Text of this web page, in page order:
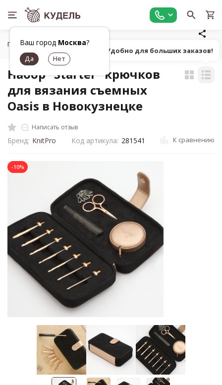
Ваш город Москва?
Главная Все для вязания
Набор "Starter" крючков
для вязания съемных
Oasis в Новокузнецке
Написать отзыв
Бренд: KnitPro Код артикула: 281541 К сравнению
-10%
Попробуй! Удобно для больших заказов!